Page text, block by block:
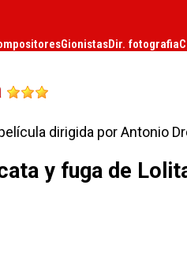
GionistasDir. fotografia
dirigida por Antonio
y fuga de